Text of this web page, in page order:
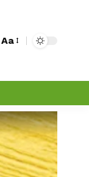
Aa